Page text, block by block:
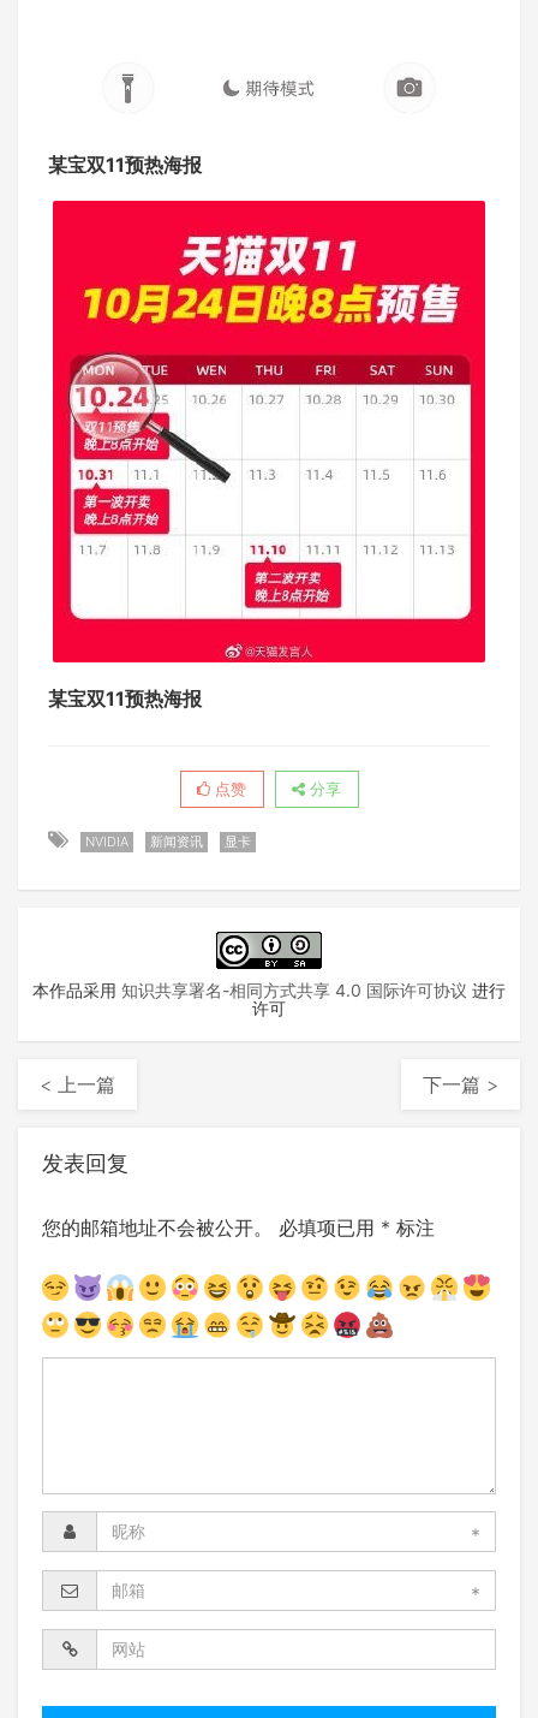
某宝双11预热海报
某宝双11预热海报
点赞 分享
NVIDIA 新闻资讯 显卡
本作品采用 知识共享署名-相同方式共享 4.0 国际许可协议 进行
许可
< 上一篇 下一篇 >
发表回复
您的邮箱地址不会被公开。 必填项已用 * 标注
*
*